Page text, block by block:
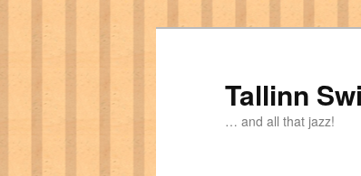
Tallinn
… and all that jazz!